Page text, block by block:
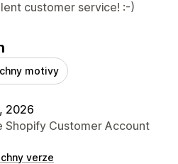
customer service! :-)
motivy
2026
Shopify Customer Account
verze